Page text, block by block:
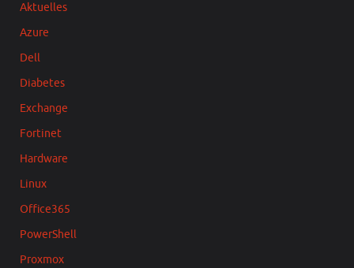
Aktuelles
Azure
Dell
Diabetes
Exchange
Fortinet
Hardware
Linux
Office365
PowerShell
Proxmox